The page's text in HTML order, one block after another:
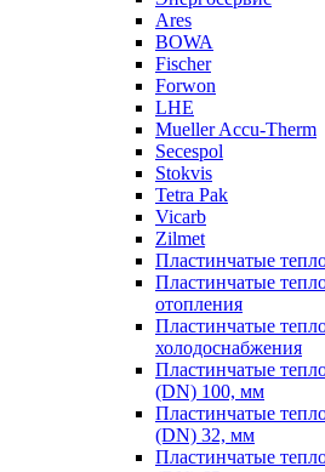
Ares
BOWA
Fischer
Forwon
LHE
Mueller Accu-Therm
Secespol
Stokvis
Tetra Pak
Vicarb
Zilmet
Пластинчатые
Пластинчатые
отопления
Пластинчатые
холодоснабжения
Пластинчатые
(DN) 100, мм
Пластинчатые
(DN) 32, мм
Пластинчатые